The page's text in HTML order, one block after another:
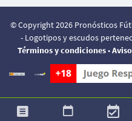
APUESTA
© Copyright 2026 Pronósticos
- Logotipos y escudos
Términos y condiciones•
Su experiencia en este sitio será